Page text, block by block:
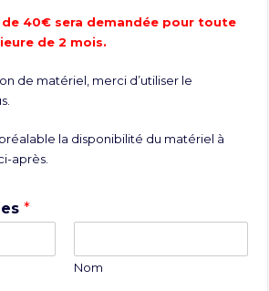
40€ sera demandée pour toute
de 2 mois.
de matériel, merci d’utiliser le
la disponibilité du matériel à
après.
*
Nom